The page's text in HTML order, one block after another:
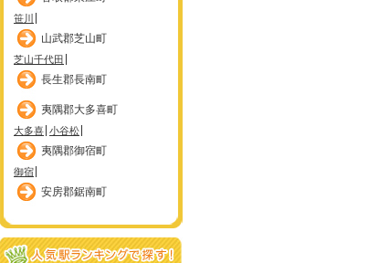
笹川
山武郡芝山町
芝山千代田
長生郡長南町
夷隅郡大多喜町
大多喜 小谷松
夷隅郡御宿町
御宿
安房郡鋸南町